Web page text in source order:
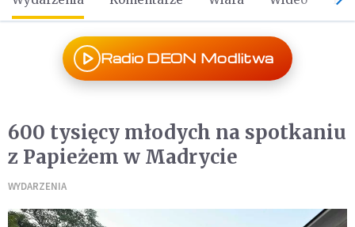
Radio DEON Modlitwa
600 tysięcy młodych na spotkaniu
z Papieżem w Madrycie
WYDARZENIA